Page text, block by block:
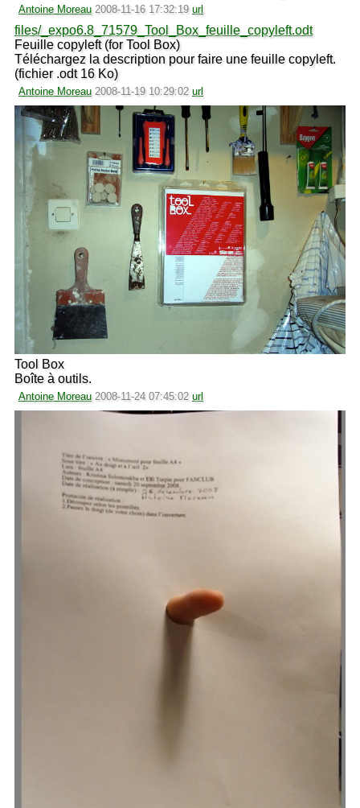
Antoine Moreau 2008-11-16 17:32:19 url
files/_expo6.8_71579_Tool_Box_feuille_copyleft.odt
Feuille copyleft (for Tool Box)
Téléchargez la description pour faire une feuille copyleft.
(fichier .odt 16 Ko)
Antoine Moreau 2008-11-19 10:29:02 url
Tool Box
Boîte à outils.
Antoine Moreau 2008-11-24 07:45:02 url